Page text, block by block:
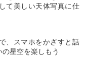
て美しい天体写真に仕
、スマホをかざすと話
星空を楽しもう